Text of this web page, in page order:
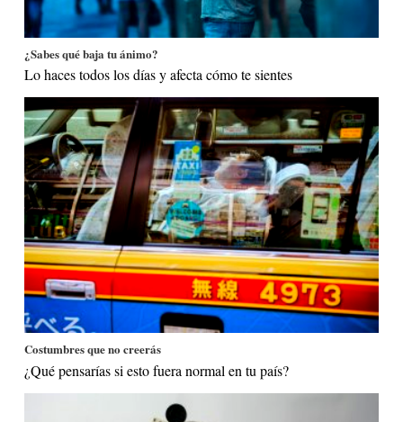
¿Sabes qué baja tu ánimo?
Lo haces todos los días y afecta cómo te sientes
Costumbres que no creerás
¿Qué pensarías si esto fuera normal en tu país?